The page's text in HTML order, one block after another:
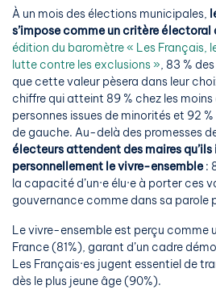
À un mois des élections municipales,
s’impose comme un critère
édition du baromètre « Les Français,
lutte contre les exclusions » , 83 %
que cette valeur pèsera dans leur
chiffre qui atteint 89 % chez les moins
personnes issues de minorités et 92
de gauche. Au-delà des promesses
électeurs attendent des maires
personnellement le vivre-ensemble:
la capacité d’un·e élu·e à porter ces
gouvernance comme dans sa parole
Le vivre-ensemble est perçu comme
France (81%), garant d’un cadre
Les Français·es jugent essentiel de
dès le plus jeune âge (90%).